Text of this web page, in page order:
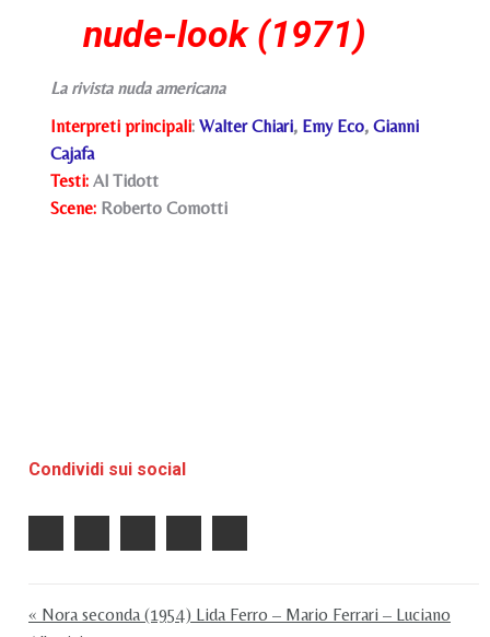
nude-look (1971)
La rivista nuda americana
Interpreti principali: Walter Chiari, Emy Eco, Gianni
Cajafa
Testi: Al Tidott
Scene: Roberto Comotti
Condividi sui social
« Nora seconda (1954) Lida Ferro – Mario Ferrari – Luciano